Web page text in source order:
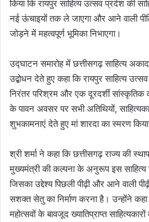
किया कि रायपुर साहित्य उत्सव प्रदेश की
नई ऊंचाइयों तक ले जाएगा और आने वाली
जोड़ने में महत्वपूर्ण भूमिका निभाएगा।
उद्घाटन समारोह में छत्तीसगढ़ साहित्य
उद्बोधन देते हुए कहा कि रायपुर साहित्य
निरंतर परिश्रम और एक दूरदर्शी सांस्कृतिक
के पावन अवसर पर सभी अतिथियों,
शुभकामनाएं देते हुए मां शारदा का स्मरण
श्री शर्मा ने कहा कि छत्तीसगढ़ राज्य की
मुख्यमंत्री की कल्पना के अनुरूप इस साहित्य
जिसका उद्देश्य पिछली पीढ़ी और आने वाली
सशक्त सेतु का निर्माण करना है। उन्होंने
महोत्सवों के बावजूद ख्यातिप्राप्त